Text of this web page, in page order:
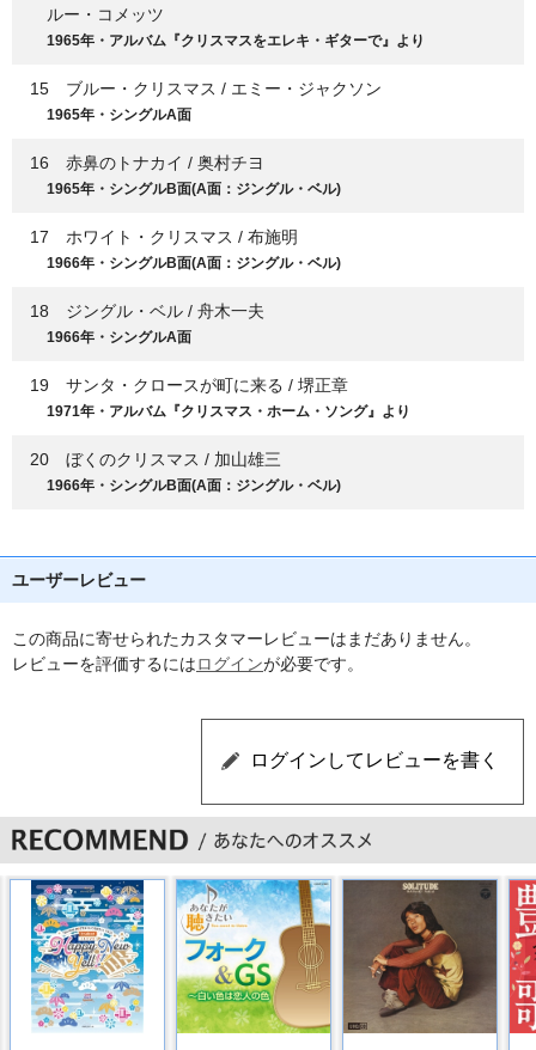
ルー・コメッツ
1965年・アルバム『クリスマスをエレキ・ギターで』より
15 ブルー・クリスマス / エミー・ジャクソン
1965年・シングルA面
16 赤鼻のトナカイ / 奥村チヨ
1965年・シングルB面(A面：ジングル・ベル)
17 ホワイト・クリスマス / 布施明
1966年・シングルB面(A面：ジングル・ベル)
18 ジングル・ベル / 舟木一夫
1966年・シングルA面
19 サンタ・クロースが町に来る / 堺正章
1971年・アルバム『クリスマス・ホーム・ソング』より
20 ぼくのクリスマス / 加山雄三
1966年・シングルB面(A面：ジングル・ベル)
ユーザーレビュー
この商品に寄せられたカスタマーレビューはまだありません。
レビューを評価するにはログインが必要です。